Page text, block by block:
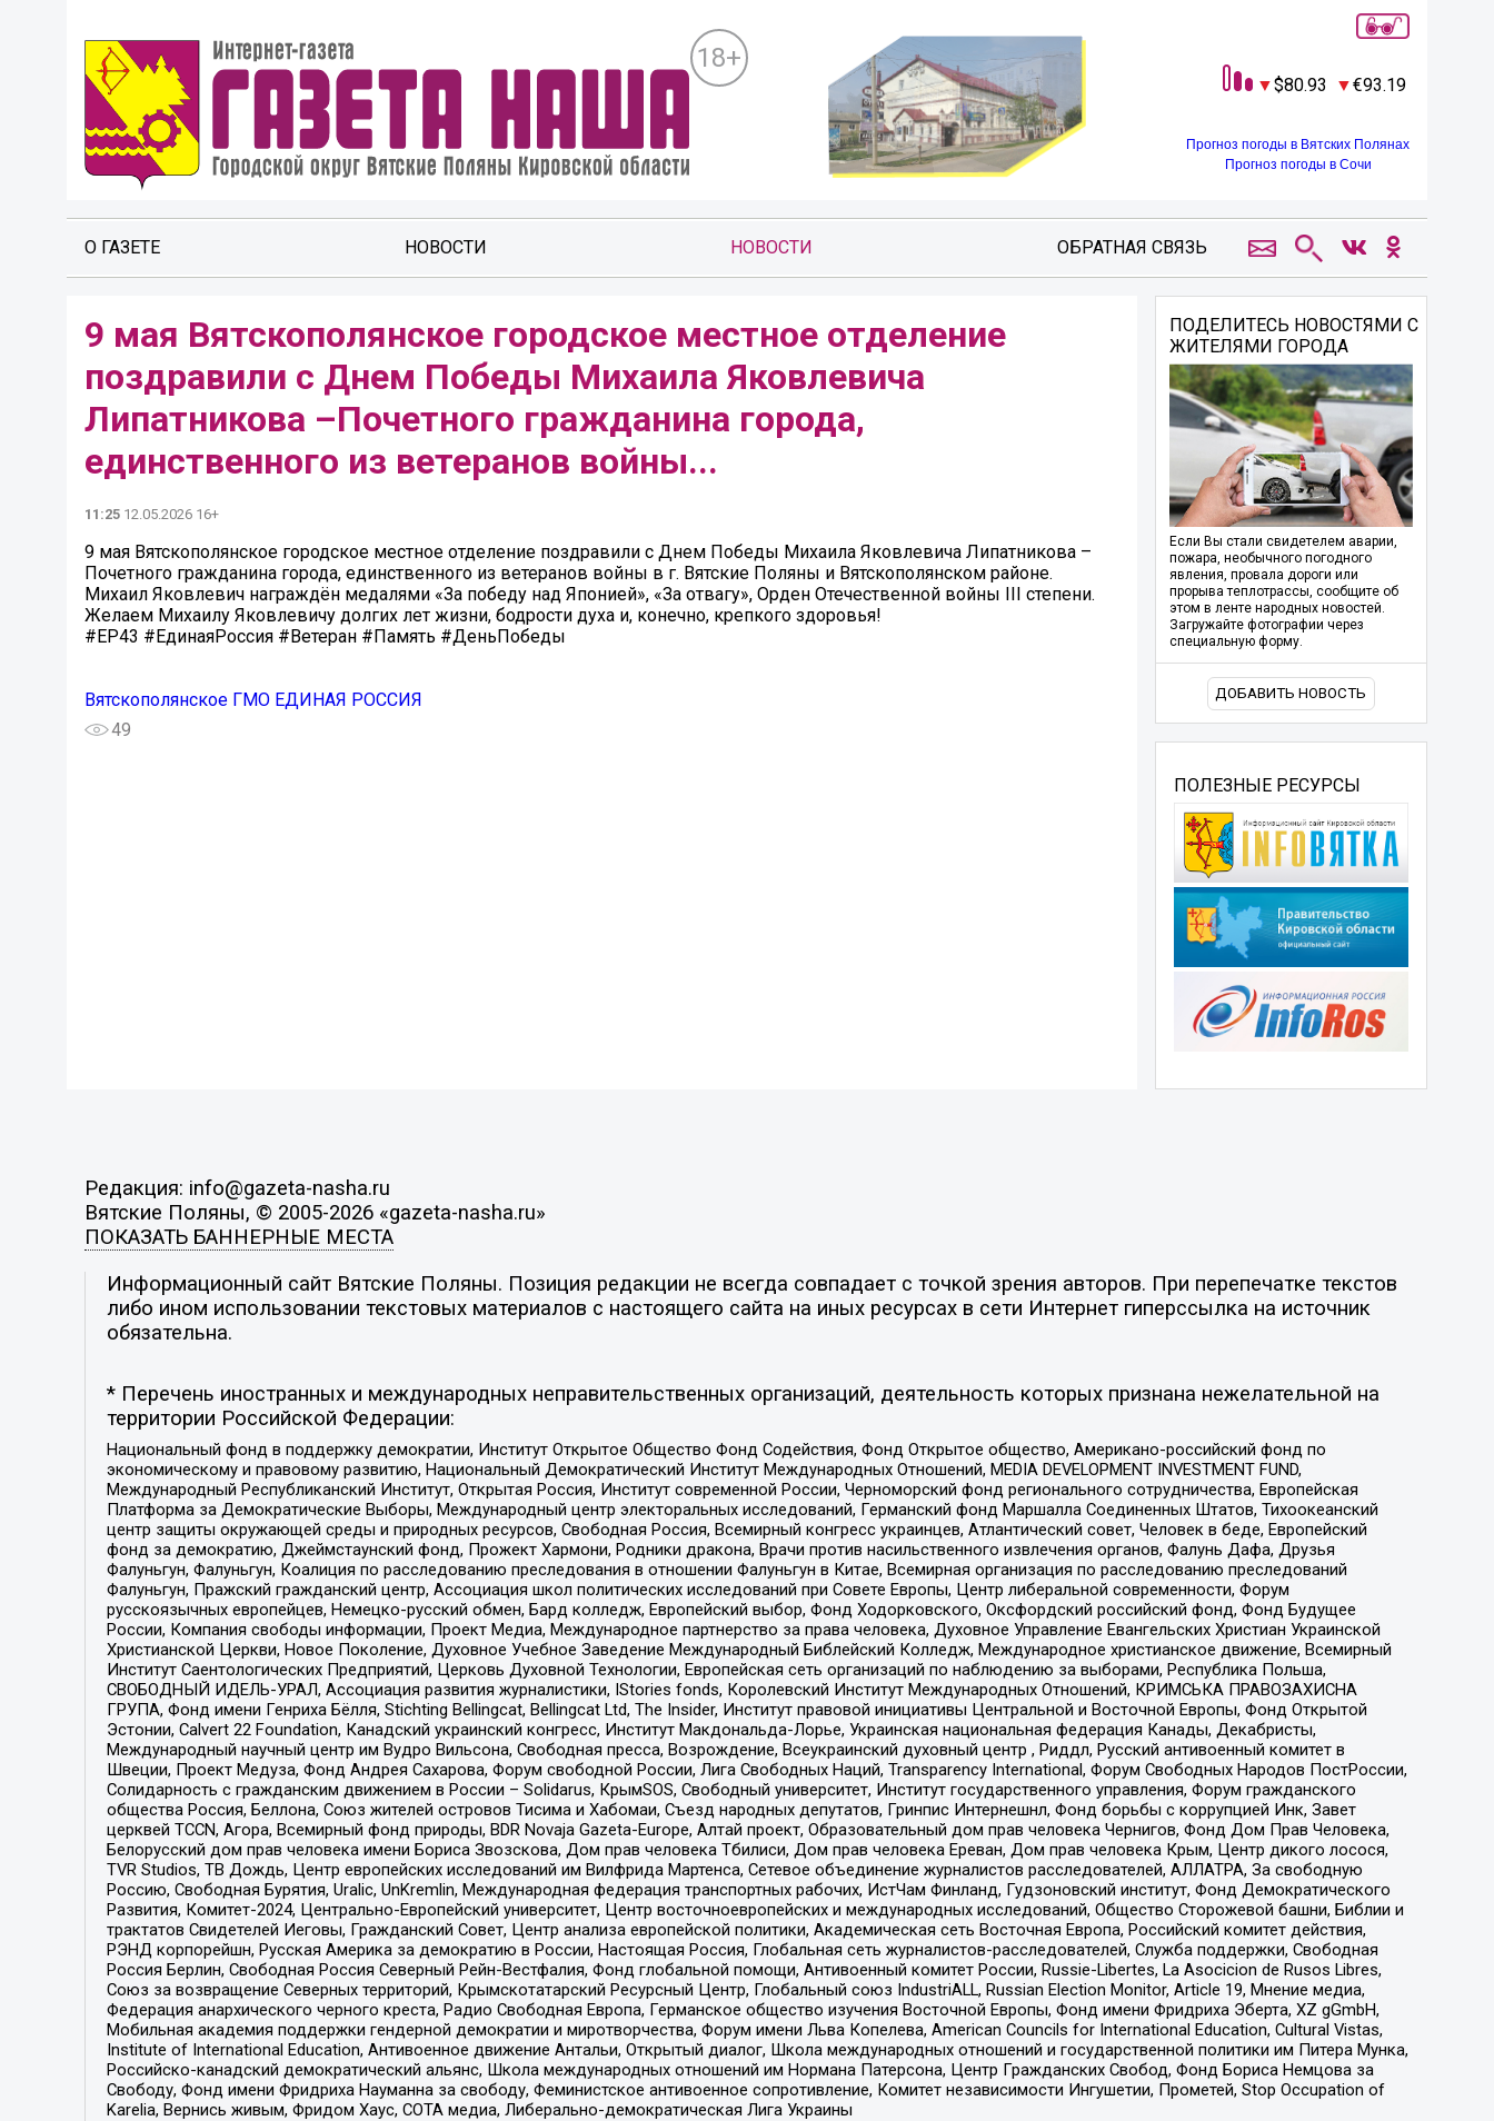
18+
80.93 93.19
Прогноз погоды в Вятских Полянах
Прогноз погоды в Сочи
О ГАЗЕТЕ НОВОСТИ НОВОСТИ ОБРАТНАЯ СВЯЗЬ
️9 мая Вятскополянское городское местное отделение
поздравили с Днем Победы Михаила Яковлевича
Липатникова –Почетного гражданина города,
единственного из ветеранов войны...
11:25 12.05.2026 16+
️9 мая Вятскополянское городское местное отделение поздравили с Днем Победы Михаила Яковлевича Липатникова –
Почетного гражданина города, единственного из ветеранов войны в г. Вятские Поляны и Вятскополянском районе.
️Михаил Яковлевич награждён медалями «За победу над Японией», «За отвагу», Орден Отечественной войны III степени.
Желаем Михаилу Яковлевичу долгих лет жизни, бодрости духа и, конечно, крепкого здоровья!
#ЕР43 #ЕдинаяРоссия #Ветеран #Память #ДеньПобеды
Вятскополянское ГМО ЕДИНАЯ РОССИЯ
49
ПОДЕЛИТЕСЬ НОВОСТЯМИ С
ЖИТЕЛЯМИ ГОРОДА
Если Вы стали свидетелем аварии,
пожара, необычного погодного
явления, провала дороги или
прорыва теплотрассы, сообщите об
этом в ленте народных новостей.
Загружайте фотографии через
специальную форму.
ДОБАВИТЬ НОВОСТЬ
ПОЛЕЗНЫЕ РЕСУРСЫ
Редакция: info@gazeta-nasha.ru
Вятские Поляны, © 2005-2026 «gazeta-nasha.ru»
ПОКАЗАТЬ БАННЕРНЫЕ МЕСТА
Информационный сайт Вятские Поляны. Позиция редакции не всегда совпадает с точкой зрения авторов. При перепечатке текстов
либо ином использовании текстовых материалов с настоящего сайта на иных ресурсах в сети Интернет гиперссылка на источник
обязательна.
* Перечень иностранных и международных неправительственных организаций, деятельность которых признана нежелательной на
территории Российской Федерации:
Национальный фонд в поддержку демократии, Институт Открытое Общество Фонд Содействия, Фонд Открытое общество, Американо-российский фонд по
экономическому и правовому развитию, Национальный Демократический Институт Международных Отношений, MEDIA DEVELOPMENT INVESTMENT FUND,
Международный Республиканский Институт, Открытая Россия, Институт современной России, Черноморский фонд регионального сотрудничества, Европейская
Платформа за Демократические Выборы, Международный центр электоральных исследований, Германский фонд Маршалла Соединенных Штатов, Тихоокеанский
центр защиты окружающей среды и природных ресурсов, Свободная Россия, Всемирный конгресс украинцев, Атлантический совет, Человек в беде, Европейский
фонд за демократию, Джеймстаунский фонд, Прожект Хармони, Родники дракона, Врачи против насильственного извлечения органов, Фалунь Дафа, Друзья
Фалуньгун, Фалуньгун, Коалиция по расследованию преследования в отношении Фалуньгун в Китае, Всемирная организация по расследованию преследований
Фалуньгун, Пражский гражданский центр, Ассоциация школ политических исследований при Совете Европы, Центр либеральной современности, Форум
русскоязычных европейцев, Немецко-русский обмен, Бард колледж, Европейский выбор, Фонд Ходорковского, Оксфордский российский фонд, Фонд Будущее
России, Компания свободы информации, Проект Медиа, Международное партнерство за права человека, Духовное Управление Евангельских Христиан Украинской
Христианской Церкви, Новое Поколение, Духовное Учебное Заведение Международный Библейский Колледж, Международное христианское движение, Всемирный
Институт Саентологических Предприятий, Церковь Духовной Технологии, Европейская сеть организаций по наблюдению за выборами, Республика Польша,
СВОБОДНЫЙ ИДЕЛЬ-УРАЛ, Ассоциация развития журналистики, IStories fonds, Королевский Институт Международных Отношений, КРИМСЬКА ПРАВОЗАХИСНА
ГРУПА, Фонд имени Генриха Бёлля, Stichting Bellingcat, Bellingcat Ltd, The Insider, Институт правовой инициативы Центральной и Восточной Европы, Фонд Открытой
Эстонии, Calvert 22 Foundation, Канадский украинский конгресс, Институт Макдональда-Лорье, Украинская национальная федерация Канады, Декабристы,
Международный научный центр им Вудро Вильсона, Свободная пресса, Возрождение, Всеукраинский духовный центр , Риддл, Русский антивоенный комитет в
Швеции, Проект Медуза, Фонд Андрея Сахарова, Форум свободной России, Лига Свободных Наций, Transparеncy International, Форум Свободных Народов ПостРоссии,
Солидарность с гражданским движением в России – Solidarus, КрымSOS, Свободный университет, Институт государственного управления, Форум гражданского
общества Россия, Беллона, Союз жителей островов Тисима и Хабомаи, Съезд народных депутатов, Гринпис Интернешнл, Фонд борьбы с коррупцией Инк, Завет
церквей TCCN, Агора, Всемирный фонд природы, BDR Novaja Gazeta-Europe, Алтай проект, Образовательный дом прав человека Чернигов, Фонд Дом Прав Человека,
Белорусский дом прав человека имени Бориса Звозскова, Дом прав человека Тбилиси, Дом прав человека Ереван, Дом прав человека Крым, Центр дикого лосося,
TVR Studios, ТВ Дождь, Центр европейских исследований им Вилфрида Мартенса, Сетевое объединение журналистов расследователей, АЛЛАТРА, За свободную
Россию, Свободная Бурятия, Uralic, UnKremlin, Международная федерация транспортных рабочих, ИстЧам Финланд, Гудзоновский институт, Фонд Демократического
Развития, Комитет-2024, Центрально-Европейский университет, Центр восточноевропейских и международных исследований, Общество Сторожевой башни, Библии и
трактатов Свидетелей Иеговы, Гражданский Совет, Центр анализа европейской политики, Академическая сеть Восточная Европа, Российский комитет действия,
РЭНД корпорейшн, Русская Америка за демократию в России, Настоящая Россия, Глобальная сеть журналистов-расследователей, Служба поддержки, Свободная
Россия Берлин, Свободная Россия Северный Рейн-Вестфалия, Фонд глобальной помощи, Антивоенный комитет России, Russie-Libertes, La Asocicion de Rusos Libres,
Союз за возвращение Северных территорий, Крымскотатарский Ресурсный Центр, Глобальный союз IndustriALL, Russian Election Monitor, Article 19, Мнение медиа,
Федерация анархического черного креста, Радио Свободная Европа, Германское общество изучения Восточной Европы, Фонд имени Фридриха Эберта, XZ gGmbH,
Мобильная академия поддержки гендерной демократии и миротворчества, Форум имени Льва Копелева, American Councils for International Education, Cultural Vistas,
Institute of International Education, Антивоенное движение Антальи, Открытый диалог, Школа международных отношений и государственной политики им Питера Мунка,
Российско-канадский демократический альянс, Школа международных отношений им Нормана Патерсона, Центр Гражданских Свобод, Фонд Бориса Немцова за
Свободу, Фонд имени Фридриха Науманна за свободу, Феминистское антивоенное сопротивление, Комитет независимости Ингушетии, Прометей, Stop Occupation of
Karelia, Вернись живым, Фридом Хаус, СОТА медиа, Либерально-демократическая Лига Украины